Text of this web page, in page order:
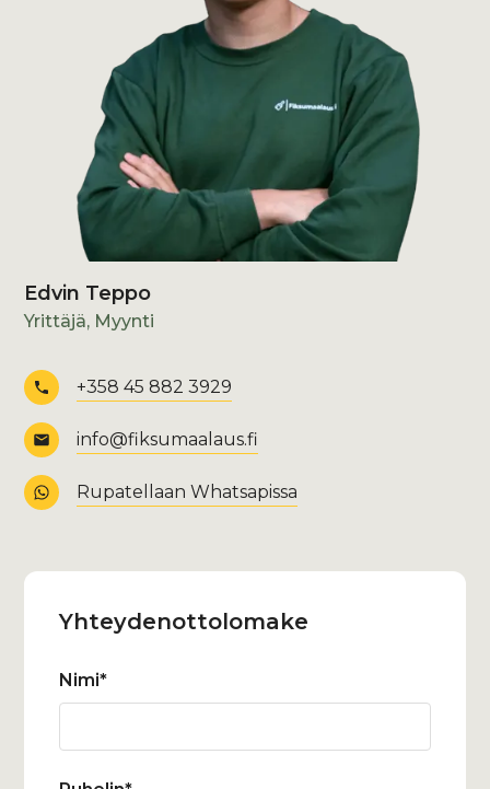
Edvin Teppo
Yrittäjä, Myynti
+358 45 882 3929
info@fiksumaalaus.fi
Rupatellaan Whatsapissa
Yhteydenotto­lomake
Nimi*